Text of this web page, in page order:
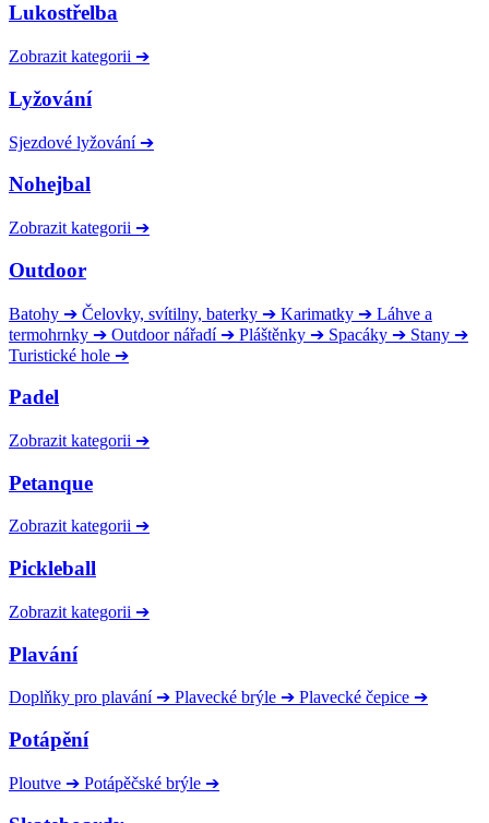
Lukostřelba
Zobrazit kategorii ➔
Lyžování
Sjezdové lyžování ➔
Nohejbal
Zobrazit kategorii ➔
Outdoor
Batohy ➔ Čelovky, svítilny, baterky ➔ Karimatky ➔ Láhve a
termohrnky ➔ Outdoor nářadí ➔ Pláštěnky ➔ Spacáky ➔ Stany ➔
Turistické hole ➔
Padel
Zobrazit kategorii ➔
Petanque
Zobrazit kategorii ➔
Pickleball
Zobrazit kategorii ➔
Plavání
Doplňky pro plavání ➔ Plavecké brýle ➔ Plavecké čepice ➔
Potápění
Ploutve ➔ Potápěčské brýle ➔